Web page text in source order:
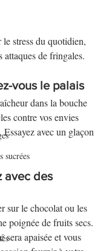
sucrées
stress du quotidien,
attaques de fringales.
vous le palais
dans la bouche
contre vos envies
Essayez avec un glaçon
avec des
sur le chocolat ou les
poignée de fruits secs.
sera apaisée et vous